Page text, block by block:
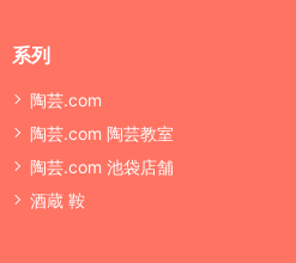
系列
陶芸.com
陶芸.com 陶芸教室
陶芸.com 池袋店舗
酒蔵 鞍